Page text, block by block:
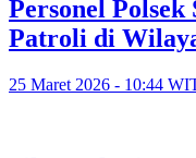
Personel
Patroli di
25 Maret 2026 - 10:44